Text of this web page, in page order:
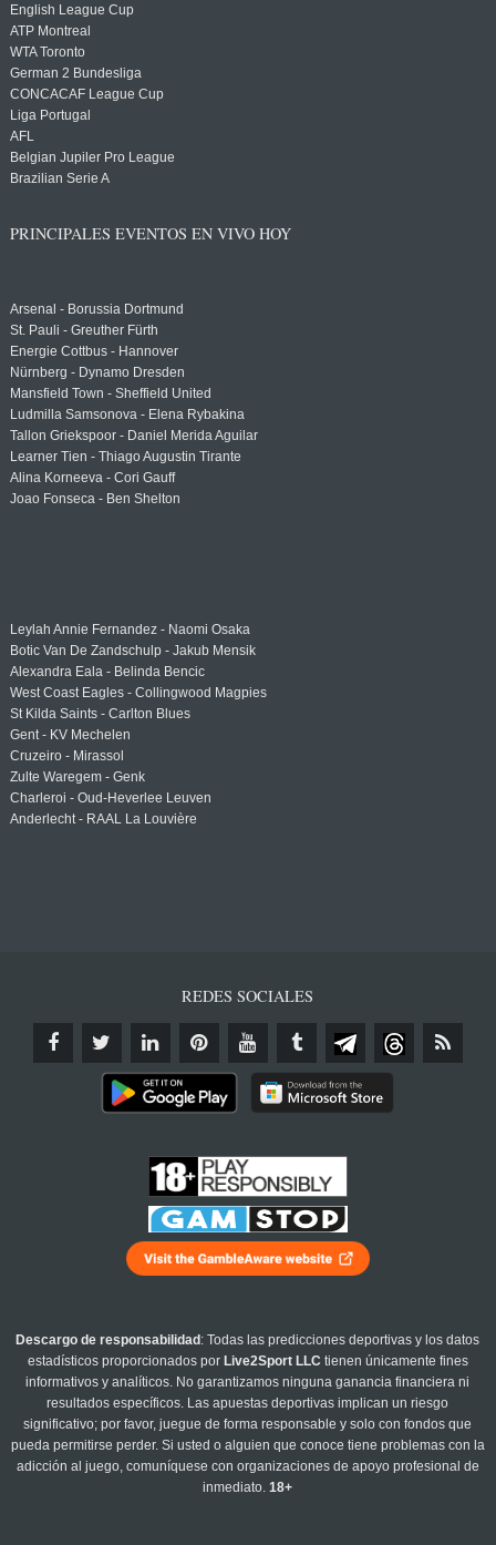
English League Cup
ATP Montreal
WTA Toronto
German 2 Bundesliga
CONCACAF League Cup
Liga Portugal
AFL
Belgian Jupiler Pro League
Brazilian Serie A
PRINCIPALES EVENTOS EN VIVO HOY
Arsenal - Borussia Dortmund
St. Pauli - Greuther Fürth
Energie Cottbus - Hannover
Nürnberg - Dynamo Dresden
Mansfield Town - Sheffield United
Ludmilla Samsonova - Elena Rybakina
Tallon Griekspoor - Daniel Merida Aguilar
Learner Tien - Thiago Augustin Tirante
Alina Korneeva - Cori Gauff
Joao Fonseca - Ben Shelton
Leylah Annie Fernandez - Naomi Osaka
Botic Van De Zandschulp - Jakub Mensik
Alexandra Eala - Belinda Bencic
West Coast Eagles - Collingwood Magpies
St Kilda Saints - Carlton Blues
Gent - KV Mechelen
Cruzeiro - Mirassol
Zulte Waregem - Genk
Charleroi - Oud-Heverlee Leuven
Anderlecht - RAAL La Louvière
REDES SOCIALES
Descargo de responsabilidad : Todas las predicciones deportivas y los datos
estadísticos proporcionados por Live2Sport LLC tienen únicamente fines
informativos y analíticos. No garantizamos ninguna ganancia financiera ni
resultados específicos. Las apuestas deportivas implican un riesgo
significativo; por favor, juegue de forma responsable y solo con fondos que
pueda permitirse perder. Si usted o alguien que conoce tiene problemas con la
adicción al juego, comuníquese con organizaciones de apoyo profesional de
inmediato.18+